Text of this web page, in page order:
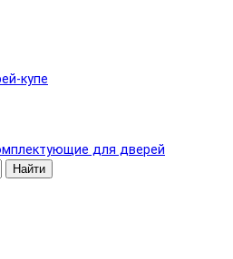
купе
для дверей
Найти